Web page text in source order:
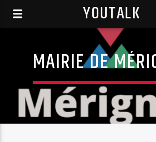
YOUTALK
MAIRIE DE